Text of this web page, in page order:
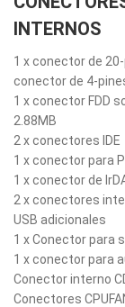
INTERNOS
1 x conector de
conector de 4-
1 x conector FDD
2.88MB
2 x conectores IDE
1 x conector para
1 x conector de
2 x conectores
USB adicionales
1 x Conector para
1 x conector para
Conector interno
Conectores